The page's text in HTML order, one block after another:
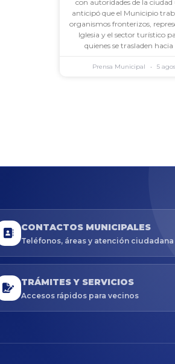
con autoridades de la
anticipó que el Municipio
organismos fronterizos,
Iglesia y el sector turístico
quienes se trasladen
Prensa Municipal 5
CONTACTOS MUNICIPALES
Teléfonos, áreas y atención ciudadana
TRÁMITES Y SERVICIOS
Accesos rápidos para vecinos